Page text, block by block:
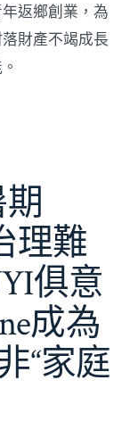
返鄉創業，為
財產不竭成長
理難
俱意
成為
“家庭